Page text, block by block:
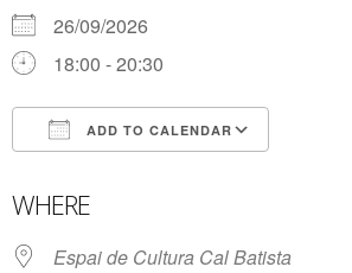
26/09/2026
18:00 - 20:30
ADD TO CALENDAR
WHERE
Espai de Cultura Cal Batista